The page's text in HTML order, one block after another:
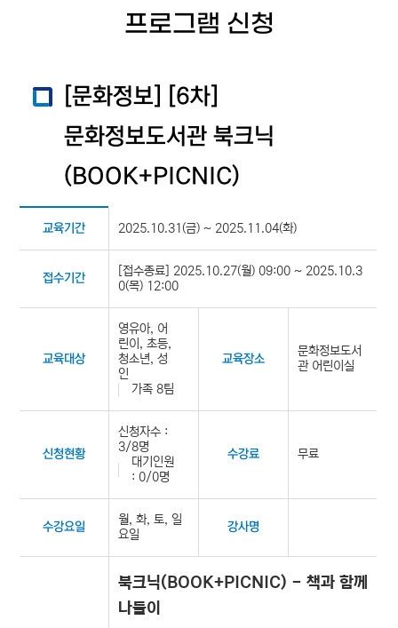
프로그램 신청
[문화정보] [6차]
문화정보도서관 북크닉
(BOOK+PICNIC)
교육기간 2025.10.31(금) ~ 2025.11.04(화)
접수기간
[접수종료] 2025.10.27(월) 09:00 ~ 2025.10.3
0(목) 12:00
교육대상
영유아, 어
린이, 초등,
청소년, 성
인
가족 8팀
교육장소
문화정보도서
관 어린이실
신청현황
신청자수 :
3/8명
대기인원
: 0/0명
수강료 무료
수강요일
월, 화, 토, 일
요일
강사명
북크닉(BOOK+PICNIC) - 책과 함께
나들이